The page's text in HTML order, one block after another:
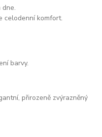
celodenní komfort.
barvy.
přirozeně zvýrazněný